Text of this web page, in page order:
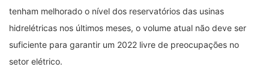
tenham melhorado o nível dos reservatórios das usinas
hidrelétricas nos últimos meses, o volume atual não deve ser
suficiente para garantir um 2022 livre de preocupações no
setor elétrico.